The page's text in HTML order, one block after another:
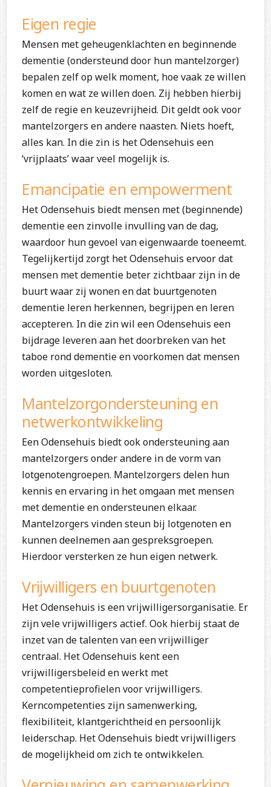
Eigen regie
Mensen met geheugenklachten en beginnende
dementie (ondersteund door hun mantelzorger)
bepalen zelf op welk moment, hoe vaak ze willen
komen en wat ze willen doen. Zij hebben hierbij
zelf de regie en keuzevrijheid. Dit geldt ook voor
mantelzorgers en andere naasten. Niets hoeft,
alles kan. In die zin is het Odensehuis een
‘vrijplaats’ waar veel mogelijk is.
Emancipatie en empowerment
Het Odensehuis biedt mensen met (beginnende)
dementie een zinvolle invulling van de dag,
waardoor hun gevoel van eigenwaarde toeneemt.
Tegelijkertijd zorgt het Odensehuis ervoor dat
mensen met dementie beter zichtbaar zijn in de
buurt waar zij wonen en dat buurtgenoten
dementie leren herkennen, begrijpen en leren
accepteren. In die zin wil een Odensehuis een
bijdrage leveren aan het doorbreken van het
taboe rond dementie en voorkomen dat mensen
worden uitgesloten.
Mantelzorgondersteuning en
netwerkontwikkeling
Een Odensehuis biedt ook ondersteuning aan
mantelzorgers onder andere in de vorm van
lotgenotengroepen. Mantelzorgers delen hun
kennis en ervaring in het omgaan met mensen
met dementie en ondersteunen elkaar.
Mantelzorgers vinden steun bij lotgenoten en
kunnen deelnemen aan gespreksgroepen.
Hierdoor versterken ze hun eigen netwerk.
Vrijwilligers en buurtgenoten
Het Odensehuis is een vrijwilligersorganisatie. Er
zijn vele vrijwilligers actief. Ook hierbij staat de
inzet van de talenten van een vrijwilliger
centraal. Het Odensehuis kent een
vrijwilligersbeleid en werkt met
competentieprofielen voor vrijwilligers.
Kerncompetenties zijn samenwerking,
flexibiliteit, klantgerichtheid en persoonlijk
leiderschap. Het Odensehuis biedt vrijwilligers
de mogelijkheid om zich te ontwikkelen.